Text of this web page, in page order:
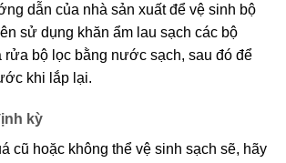
dẫn của nhà sản xuất để vệ sinh bộ
sử dụng khăn ẩm lau sạch các bộ
rửa bộ lọc bằng nước sạch, sau đó để
khi lắp lại.
kỳ
cũ hoặc không thể vệ sinh sạch sẽ, hãy